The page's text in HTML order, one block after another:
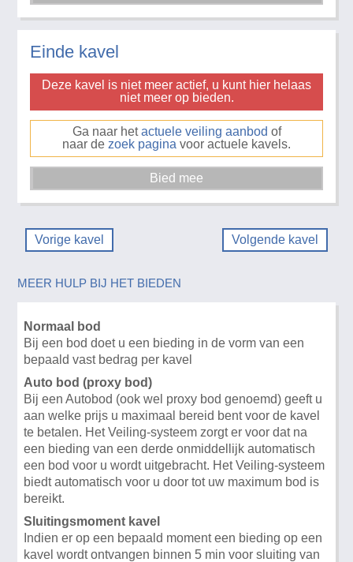
Einde kavel
Deze kavel is niet meer actief, u kunt hier helaas
niet meer op bieden.
Ga naar hetactuele veiling aanbod of
naar de zoek pagina voor actuele kavels.
Vorige kavel Volgende kavel
MEER HULP BIJ HET BIEDEN
Normaal bod
Bij een bod doet u een bieding in de vorm van een
bepaald vast bedrag per kavel
Auto bod (proxy bod)
Bij een Autobod (ook wel proxy bod genoemd) geeft u
aan welke prijs u maximaal bereid bent voor de kavel
te betalen. Het Veiling-systeem zorgt er voor dat na
een bieding van een derde onmiddellijk automatisch
een bod voor u wordt uitgebracht. Het Veiling-systeem
biedt automatisch voor u door tot uw maximum bod is
bereikt.
Sluitingsmoment kavel
Indien er op een bepaald moment een bieding op een
kavel wordt ontvangen binnen 5 min voor sluiting van